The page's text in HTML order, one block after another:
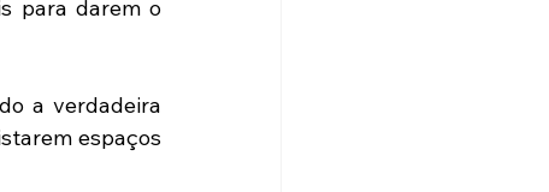
para darem o
a verdadeira
espaços